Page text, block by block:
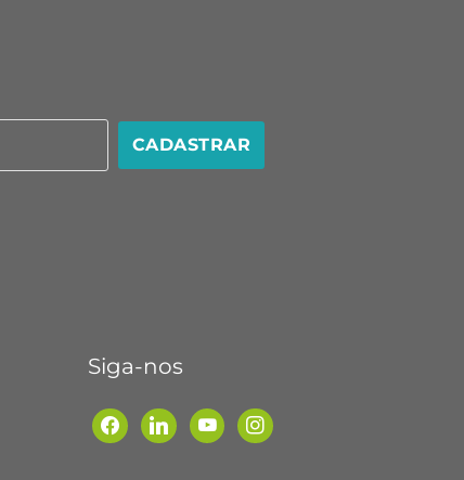
CADASTRAR
Siga-nos